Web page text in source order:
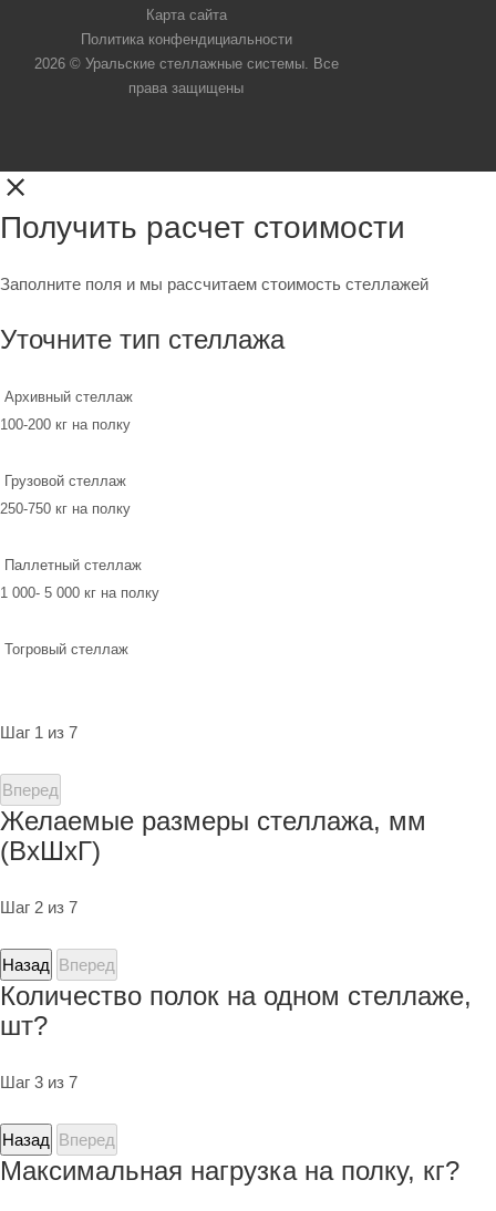
Карта сайта
Политика конфендициальности
2026 © Уральские стеллажные системы. Все
права защищены
Получить расчет стоимости
Заполните поля и мы рассчитаем стоимость стеллажей
Уточните тип стеллажа
Архивный стеллаж
100-200 кг на полку
Грузовой стеллаж
250-750 кг на полку
Паллетный стеллаж
1 000- 5 000 кг на полку
Тогровый стеллаж
Шаг 1 из 7
Вперед
Желаемые размеры стеллажа, мм
(ВхШхГ)
Шаг 2 из 7
Назад Вперед
Количество полок на одном стеллаже,
шт?
Шаг 3 из 7
Назад Вперед
Максимальная нагрузка на полку, кг?